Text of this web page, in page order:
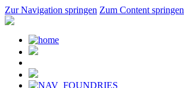
Zur Navigation springen Zum Content springen